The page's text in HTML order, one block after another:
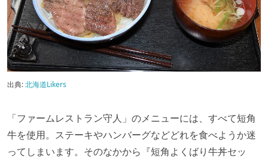
出典:北海道Likers
「ファームレストラン守人」のメニューには、すべて短角
牛を使用。ステーキやハンバーグなどどれを食べようか迷
ってしまいます。そのなかから『短角よくばり牛丼セッ